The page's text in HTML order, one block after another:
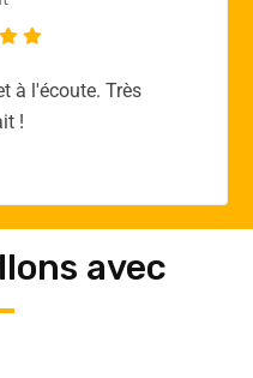
votre expertise!
avec